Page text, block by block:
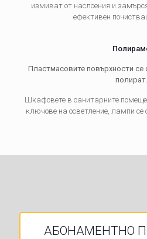
измиват от наслоения и
ефективен
Пластмасовите повърхности
полират.
Шкафовете в санитарните
ключове на осветление, лампи
АБОНАМЕНТНО